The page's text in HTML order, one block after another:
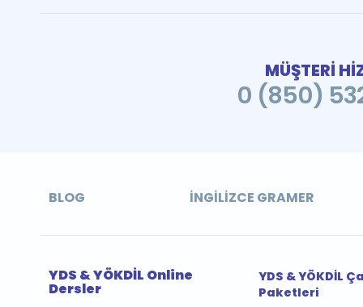
MÜŞTERİ
0 (850)
BLOG İNGILIZCE GRAMER
YDS & YÖKDİL Online
Dersler
YDS & YÖKDİL
Paketleri